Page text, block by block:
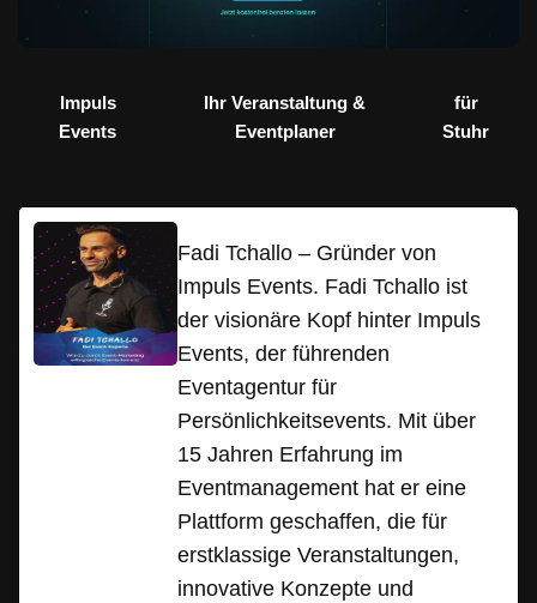
Impuls
Events
Ihr Veranstaltung &
Eventplaner
für
Stuhr
Fadi Tchallo – Gründer von
Impuls Events. Fadi Tchallo ist
der visionäre Kopf hinter Impuls
Events, der führenden
Eventagentur für
Persönlichkeitsevents. Mit über
15 Jahren Erfahrung im
Eventmanagement hat er eine
Plattform geschaffen, die für
erstklassige Veranstaltungen,
innovative Konzepte und